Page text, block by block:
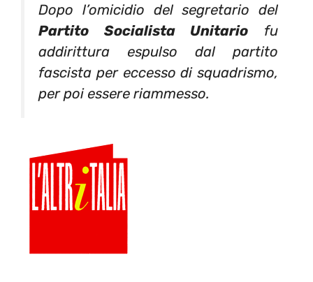
Dopo l’omicidio del segretario del
Partito Socialista Unitario fu
addirittura espulso dal partito
fascista per eccesso di squadrismo,
per poi essere riammesso.